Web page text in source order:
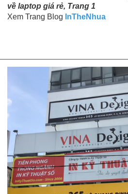
về laptop giá rẻ, Trang 1
Xem Trang Blog InTheNhua